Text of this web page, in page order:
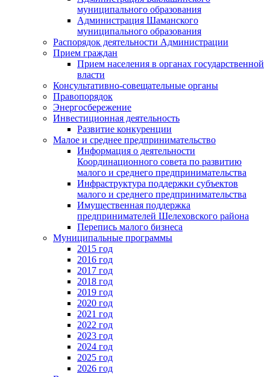
муниципального образования
Администрация Шаманского
муниципального образования
Распорядок деятельности Администрации
Прием граждан
Прием населения в органах государственной
власти
Консультативно-совещательные органы
Правопорядок
Энергосбережение
Инвестиционная деятельность
Развитие конкуренции
Малое и среднее предпринимательство
Информация о деятельности
Координационного совета по развитию
малого и среднего предпринимательства
Инфраструктура поддержки субъектов
малого и среднего предпринимательства
Имущественная поддержка
предпринимателей Шелеховского района
Перепись малого бизнеса
Муниципальные программы
2015 год
2016 год
2017 год
2018 год
2019 год
2020 год
2021 год
2022 год
2023 год
2024 год
2025 год
2026 год